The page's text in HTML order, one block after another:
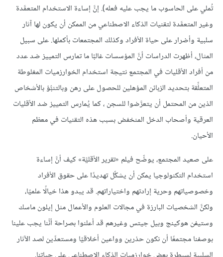
تُملي على الحاسوب ما يجب عليه فعله). إنَّ إساءة الاستخدام المتعمَّدة
وغير المتعمَّدة لتقنيات الذكاء الاصطناعي من الممكن أن يكون لها آثار
سلبية وأضرار على حياة الأفراد وكذلك المجتمعات بأكملها. على سبيل
المثال، أظهرت الدراسات أنَّ المؤسسات غالبًا ما تمارس التمييز ضد عدد
من أفراد الأقليات في المجتمع نتيجة استخدام الخوارزميات المغلوطة
المتعلِّقة بتحديد الزبائن المؤهلين للحصول على رهن وبالتنبُّؤ بالأشخاص
الذين من المحتمل أن يتعرَّضوا للسجن ، كما يُمارس التمييز ضد الأقليات
العرقية وأصحاب الدخل المنخفض بسبب هذه التقنيات في معظم
الأحيان.
على صعيد المجتمع، يوضِّح فيلم «تقرير الأقليَّة» كيف أنَّ إساءة
استخدام التكنولوجيا يمكن أن يشكِّل تهديدًا على حقوق الأفراد
وخصوصياتهم وحرية إرادتهم واختياراتهم. قد يبدو هذا خيالًا علميًا،
ولكنَّ الشخصيات البارزة في مجالات العلوم والأعمال مثل إيلون ماسك
وستيفن هوكينج وبيل جيتس وغيرهم قد أعلنوا بصراحة أنَّنا يجب علينا
بوصفنا مجتمعًا أن نكون حذرين وواعين أخلاقيًا ومستعدِّين لصد الآثار